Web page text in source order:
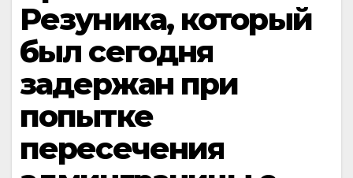
Резуника, который
был сегодня
задержан при
попытке
пересечения